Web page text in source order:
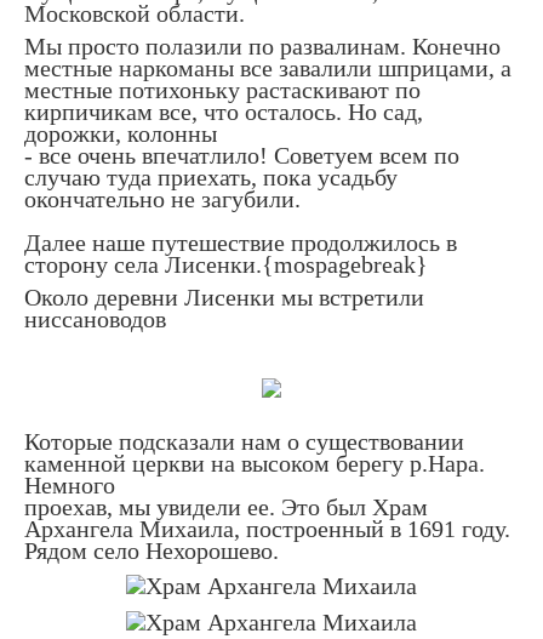
Московской области.
Мы просто полазили по развалинам. Конечно
местные наркоманы все завалили шприцами, а
местные потихоньку растаскивают по
кирпичикам все, что осталось. Но сад,
дорожки, колонны
- все очень впечатлило! Советуем всем по
случаю туда приехать, пока усадьбу
окончательно не загубили.
Далее наше путешествие продолжилось в
сторону села Лисенки.{mospagebreak}
Около деревни Лисенки мы встретили
ниссановодов
Которые подсказали нам о существовании
каменной церкви на высоком берегу р.Нара.
Немного
проехав, мы увидели ее. Это был Храм
Архангела Михаила, построенный в 1691 году.
Рядом село Нехорошево.